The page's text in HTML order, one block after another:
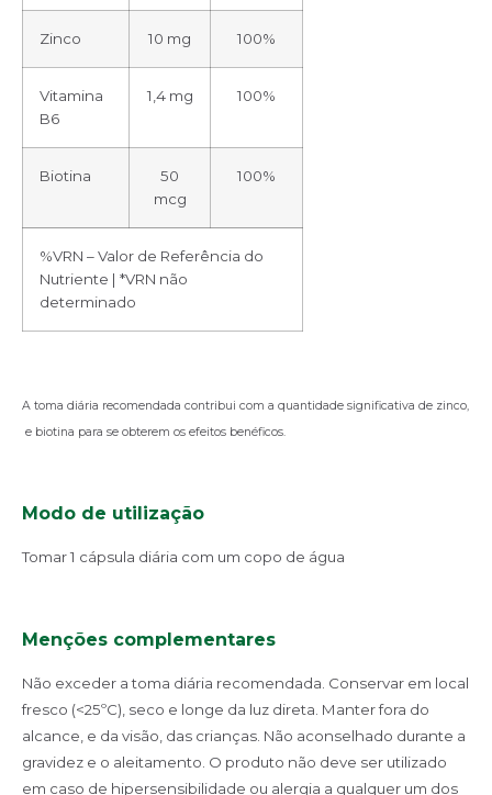
Zinco 10 mg 100%
Vitamina
B6
1,4 mg 100%
Biotina
50
mcg
100%
%VRN – Valor de Referência do
Nutriente | *VRN não
determinado
A toma diária recomendada contribui com a quantidade significativa de zinco,
e biotina para se obterem os efeitos benéficos.
Modo de utilização
Tomar 1 cápsula diária com um copo de água
Menções complementares
Não exceder a toma diária recomendada. Conservar em local
fresco (<25ºC), seco e longe da luz direta. Manter fora do
alcance, e da visão, das crianças. Não aconselhado durante a
gravidez e o aleitamento. O produto não deve ser utilizado
em caso de hipersensibilidade ou alergia a qualquer um dos